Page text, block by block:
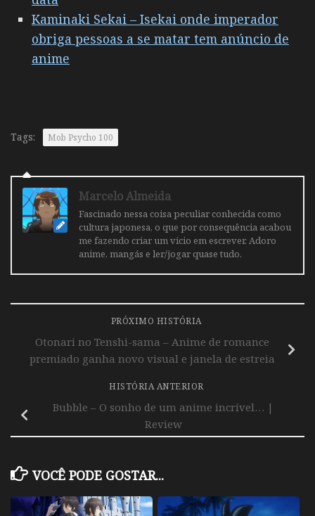
Kaminaki Sekai – Isekai onde imperador
obriga pessoas a se matar tem anúncio de
anime
Tags: Mob Psycho 100
Marcelo Almeida
Fascinado nessa coisa peculiar conhecida como
cultura japonesa, o que por consequência acabou
me fazendo criar um vicio em escrever. Adoro
anime, mangás e ler/jogar quase tudo.
PRÓXIMO HISTÓRIA
Otonari no Tenshi-sama – Anime de romance
premiado ganha novo visual e janela de estreia
HISTÓRIA ANTERIOR
Bubble – O sonho de um anime incrível… |
Review
VOCÊ PODE GOSTAR...